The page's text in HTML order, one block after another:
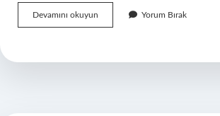
Devamını okuyun
burcu
nasıl
Yorum Bırak